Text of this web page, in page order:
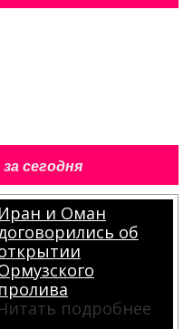
сегодня
Иран и Оман
об
пролива
подробнее